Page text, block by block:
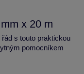
x 20 m
s touto praktickou
pomocníkem